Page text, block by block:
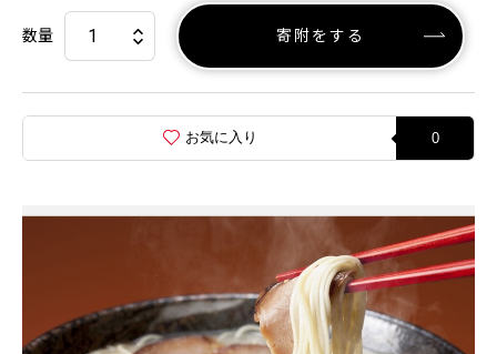
数量 寄附をする
お気に入り 0